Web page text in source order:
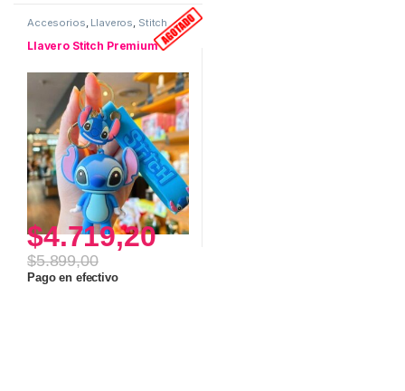
Accesorios, Llaveros, Stitch
Llavero Stitch Premium
$4.719,20
$5.899,00
Pago en efectivo